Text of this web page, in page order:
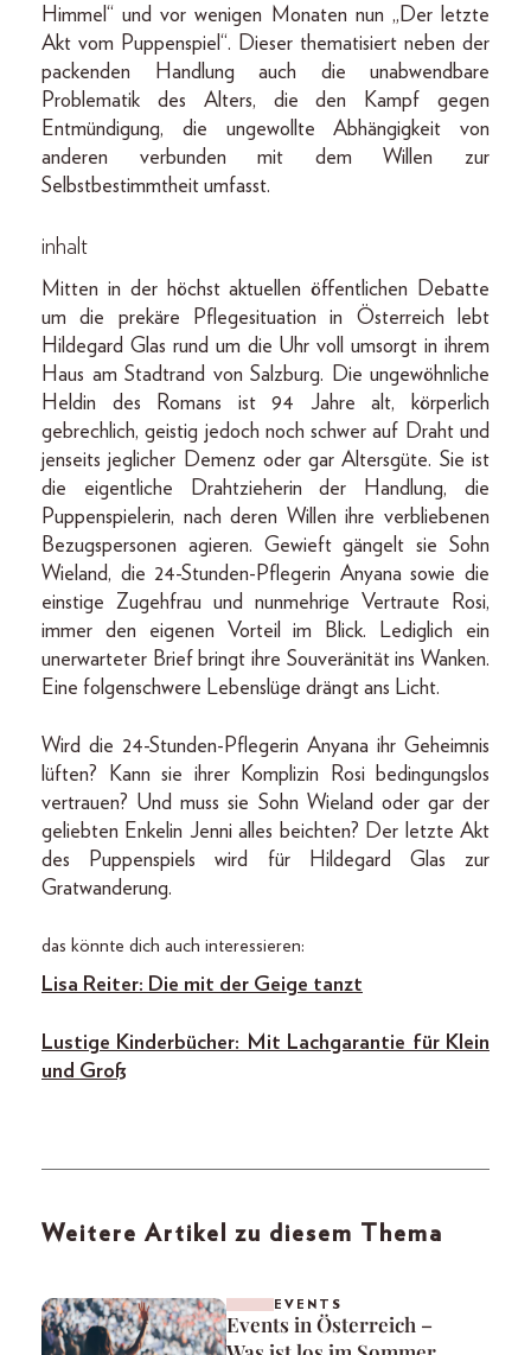
Himmel“ und vor wenigen Monaten nun „Der letzte
Akt vom Puppenspiel“. Dieser thematisiert neben der
packenden Handlung auch die unabwendbare
Problematik des Alters, die den Kampf gegen
Entmündigung, die ungewollte Abhängigkeit von
anderen verbunden mit dem Willen zur
Selbstbestimmtheit umfasst.
inhalt
Mitten in der höchst aktuellen öffentlichen Debatte
um die prekäre Pflegesituation in Österreich lebt
Hildegard Glas rund um die Uhr voll umsorgt in ihrem
Haus am Stadtrand von Salzburg. Die ungewöhnliche
Heldin des Romans ist 94 Jahre alt, körperlich
gebrechlich, geistig jedoch noch schwer auf Draht und
jenseits jeglicher Demenz oder gar Altersgüte. Sie ist
die eigentliche Drahtzieherin der Handlung, die
Puppenspielerin, nach deren Willen ihre verbliebenen
Bezugspersonen agieren. Gewieft gängelt sie Sohn
Wieland, die 24-Stunden-Pflegerin Anyana sowie die
einstige Zugehfrau und nunmehrige Vertraute Rosi,
immer den eigenen Vorteil im Blick. Lediglich ein
unerwarteter Brief bringt ihre Souveränität ins Wanken.
Eine folgenschwere Lebenslüge drängt ans Licht.
Wird die 24-Stunden-Pflegerin Anyana ihr Geheimnis
lüften? Kann sie ihrer Komplizin Rosi bedingungslos
vertrauen? Und muss sie Sohn Wieland oder gar der
geliebten Enkelin Jenni alles beichten? Der letzte Akt
des Puppenspiels wird für Hildegard Glas zur
Gratwanderung.
das könnte dich auch interessieren:
Lisa Reiter: Die mit der Geige tanzt
Lustige Kinderbücher: Mit Lachgarantie für Klein
und Groß
Weitere Artikel zu diesem Thema
EVENTS
Events in Österreich –